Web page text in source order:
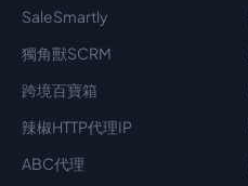
SaleSmartly
獨角獸SCRM
跨境百寶箱
辣椒HTTP代理IP
ABC代理